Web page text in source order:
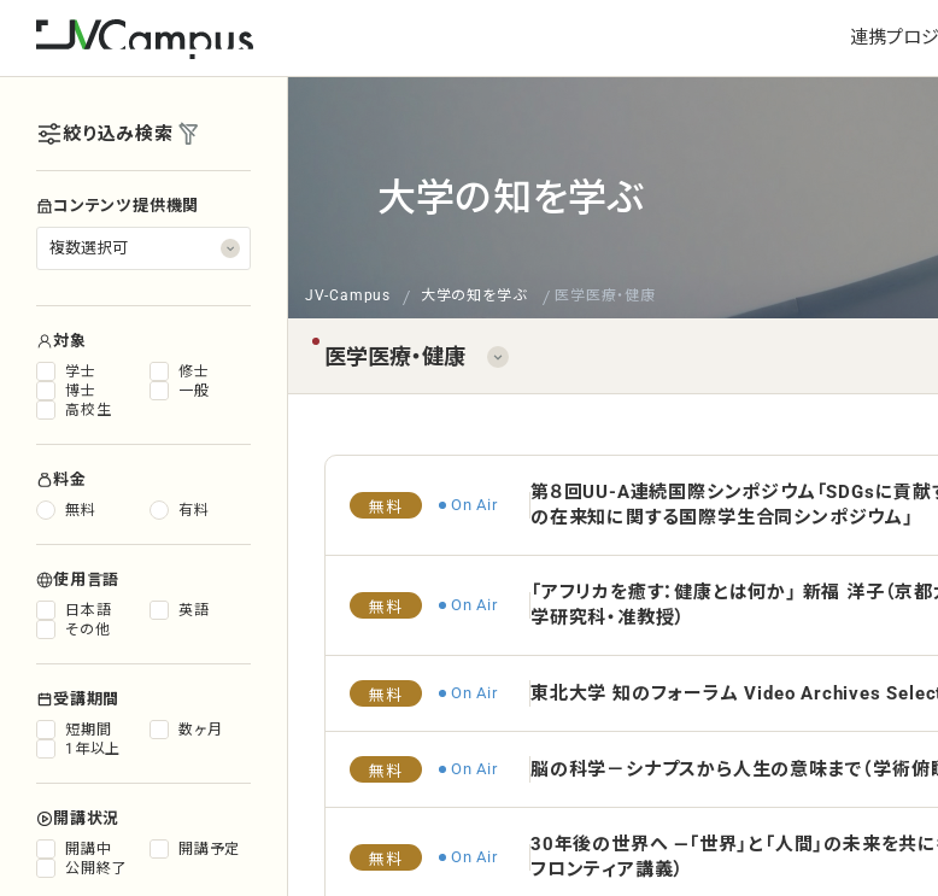
連携プロ
絞り込み検索
コンテンツ提供機関
対象
学士
修士
博士
一般
高校生
料金
無料 有料
使用言語
日本語
英語
その他
受講期間
短期間
数ヶ月
1年以上
開講状況
開講中
開講予定
公開終了
大学の知を学ぶ
JV-Campus 大学の知を学ぶ 医学医療・健康
無料 On Air
第８回UU-A連続国際シンポジウム「SDGsに貢献
の在来知に関する国際学生合同シンポジウム」
無料 On Air
「アフリカを癒す：健康とは何か」 新福 洋子（京
学研究科・准教授）
無料 On Air 東北大学 知のフォーラム Video Archives
無料 On Air 脳の科学－シナプスから人生の意味まで（学術俯
無料 On Air
30年後の世界へ ―「世界」と「人間」の未来を共
フロンティア講義）